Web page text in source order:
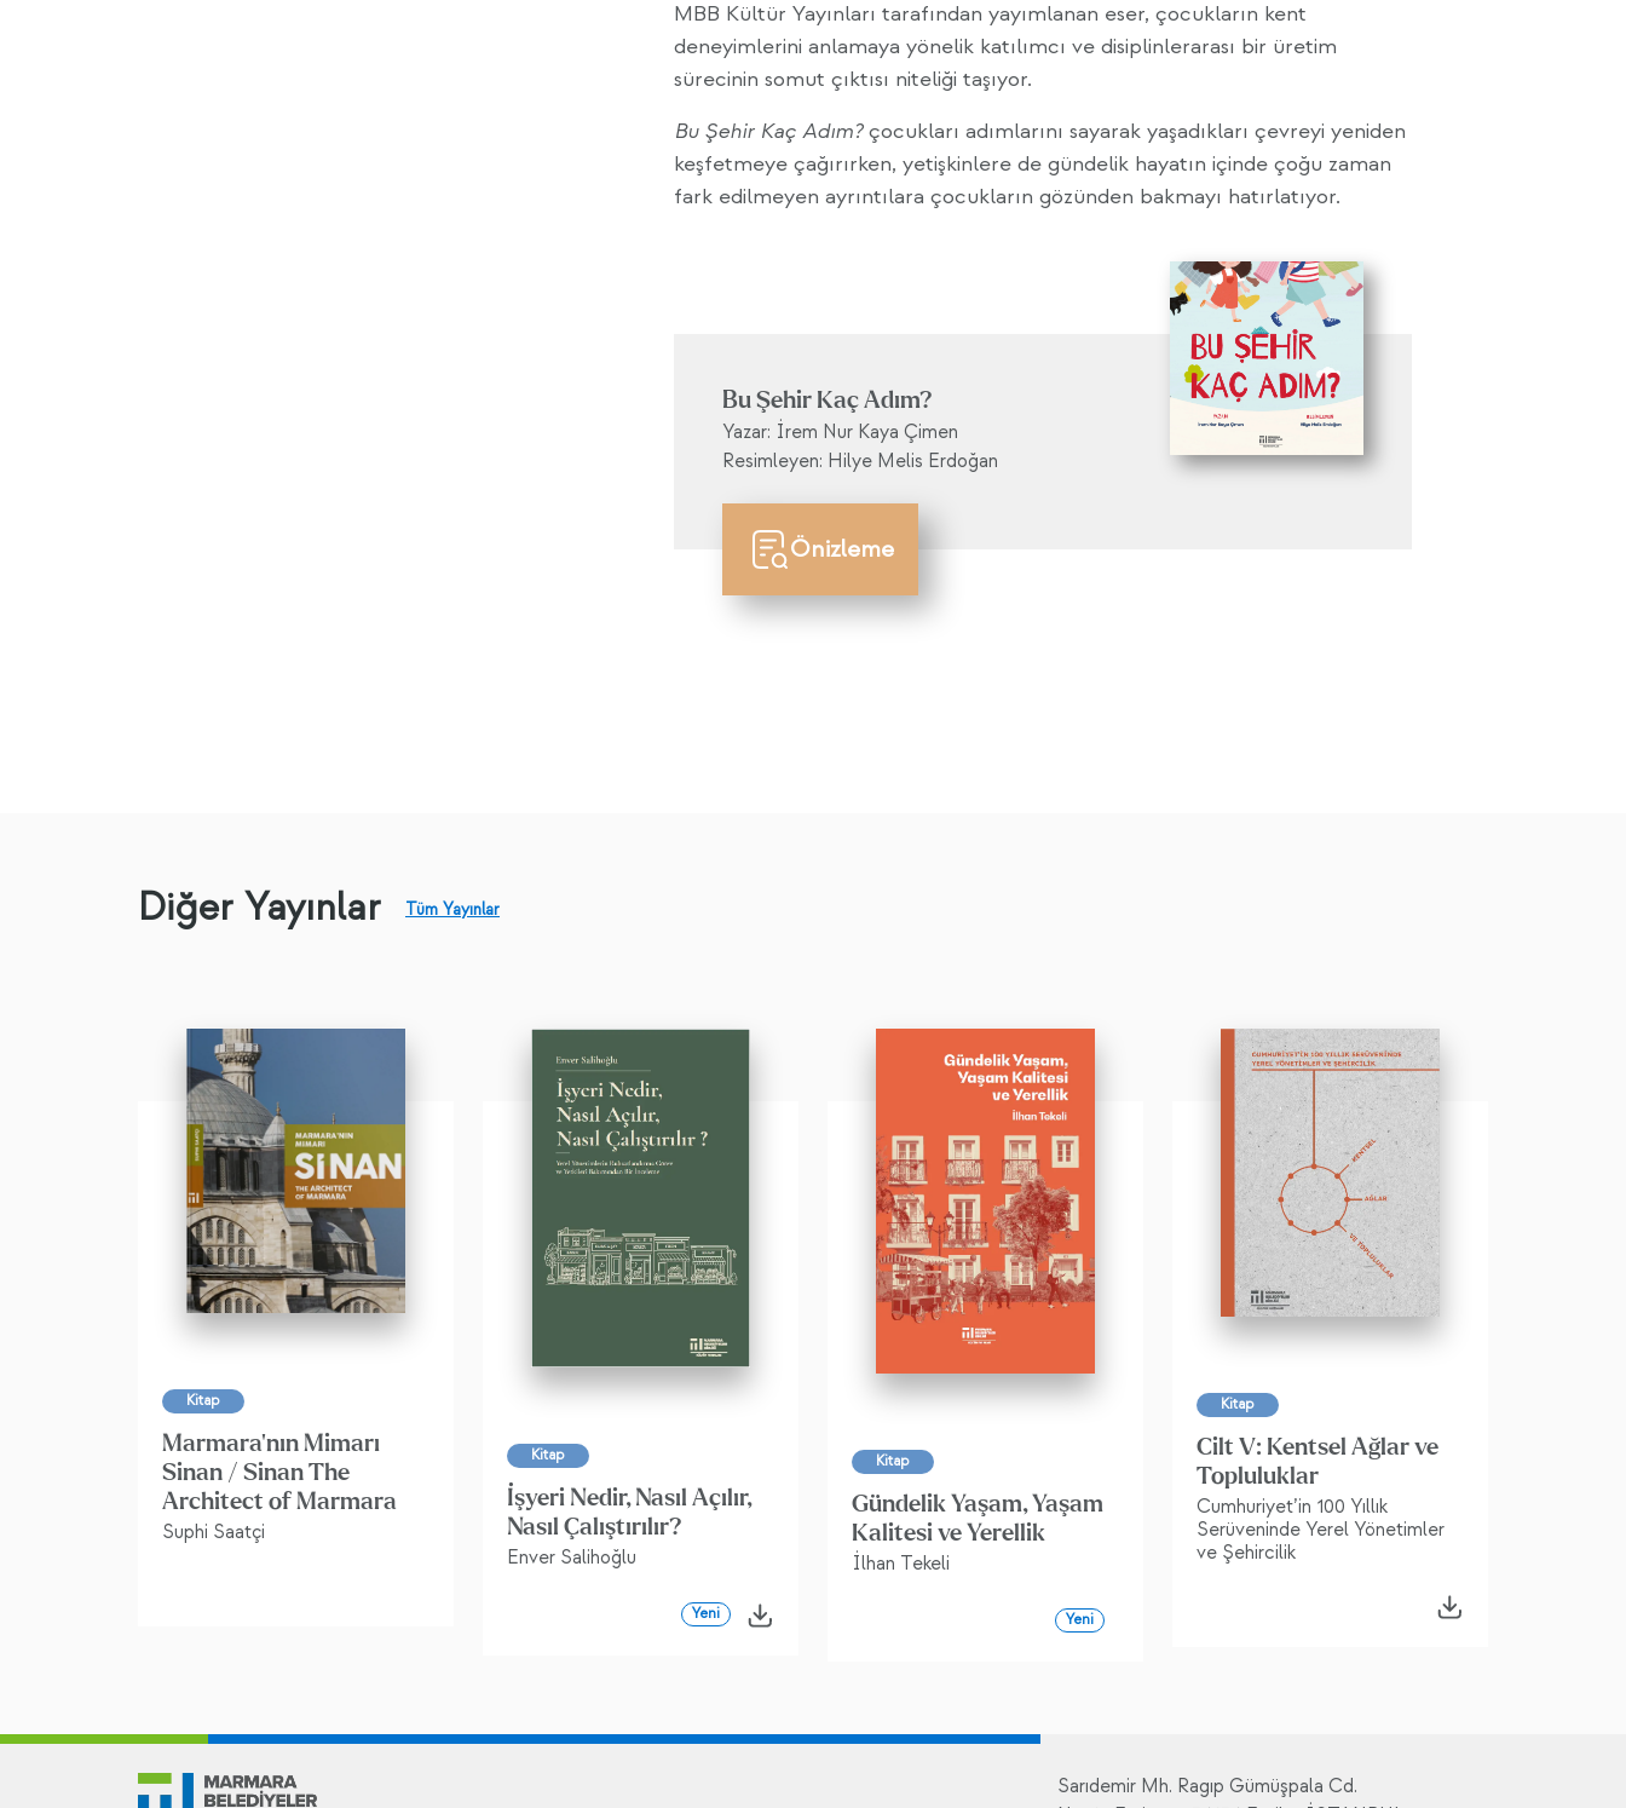
MBB Kültür Yayınları tarafından yayımlanan eser, çocukların kent
deneyimlerini anlamaya yönelik katılımcı ve disiplinlerarası bir üretim
sürecinin somut çıktısı niteliği taşıyor.
Bu Şehir Kaç Adım?çocukları adımlarını sayarak yaşadıkları çevreyi yeniden
keşfetmeye çağırırken, yetişkinlere de gündelik hayatın içinde çoğu zaman
fark edilmeyen ayrıntılara çocukların gözünden bakmayı hatırlatıyor.
Bu Şehir Kaç Adım?
Yazar: İrem Nur Kaya Çimen
Resimleyen: Hilye Melis Erdoğan
Önizleme
Diğer Yayınlar Tüm Yayınlar
Kitap
Marmara'nın Mimarı
Sinan / Sinan The
Architect of Marmara
Suphi Saatçi
Kitap
İşyeri Nedir, Nasıl Açılır,
Nasıl Çalıştırılır?
Enver Salihoğlu
Yeni
Kitap
Gündelik Yaşam, Yaşam
Kalitesi ve Yerellik
İlhan Tekeli
Yeni
Kitap
Cilt V: Kentsel Ağlar ve
Topluluklar
Cumhuriyet’in 100 Yıllık
Serüveninde Yerel Yönetimler
ve Şehircilik
Sarıdemir Mh. Ragıp Gümüşpala Cd.